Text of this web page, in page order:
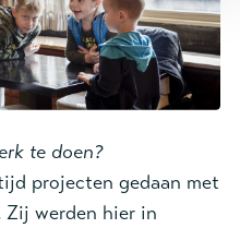
te doen?
projecten gedaan met
Zij werden hier in